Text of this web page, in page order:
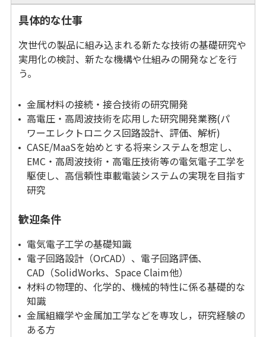
具体的な仕事
次世代の製品に組み込まれる新たな技術の基礎研究や
実用化の検討、新たな機構や仕組みの開発などを行
う。
金属材料の接続・接合技術の研究開発
高電圧・高周波技術を応用した研究開発業務(パ
ワーエレクトロニクス回路設計、評価、解析)
CASE/MaaSを始めとする将来システムを想定し、
EMC・高周波技術・高電圧技術等の電気電子工学を
駆使し、高信頼性車載電装システムの実現を目指す
研究
歓迎条件
電気電子工学の基礎知識
電子回路設計（OrCAD）、電子回路評価、
CAD（SolidWorks、Space Claim他）
材料の物理的、化学的、機械的特性に係る基礎的な
知識
金属組織学や金属加工学などを専攻し，研究経験の
ある方